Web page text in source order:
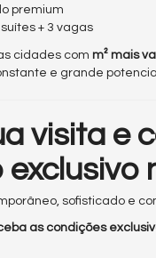
premium
+ 3 vagas
cidades com m² mais
e grande
visita e
sofisticado e
as condições